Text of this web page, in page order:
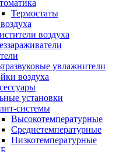
Термостаты
воздуха
увлажнители
воздуха
установки
системы
Высокотемпературные
Среднетемпературные
Низкотемпературные